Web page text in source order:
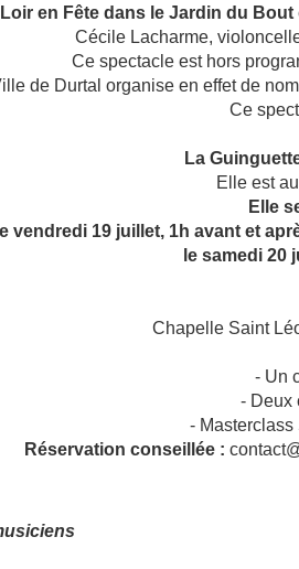
Loir en Fête dans le Jardin du
Cécile Lacharme,
Ce spectacle est hors
de Durtal organise en effet de
Ce
La
Elle est
Elle
le vendredi 19 juillet, 1h avant et
le samedi 20
Chapelle Saint
- Un
- Deux
-
Réservation conseillée :